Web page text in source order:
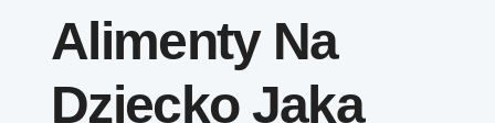
Alimenty Na
Dziecko Jaka